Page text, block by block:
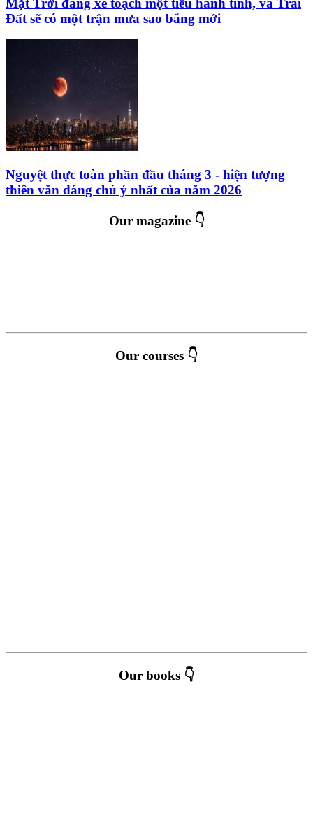
Mặt Trời đang xé toạch một tiểu hành tinh, và Trái
Đất sẽ có một trận mưa sao băng mới
Nguyệt thực toàn phần đầu tháng 3 - hiện tượng
thiên văn đáng chú ý nhất của năm 2026
Our magazine 👇
Our courses 👇
Our books 👇